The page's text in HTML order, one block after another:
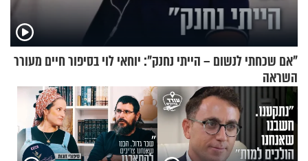
"אם שכחתי לנשום – הייתי נחנק": יוחאי לוי בסיפור חיים מעורר
השראה